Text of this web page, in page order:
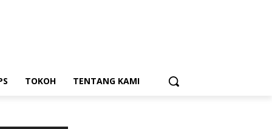
TOKOH TENTANG KAMI